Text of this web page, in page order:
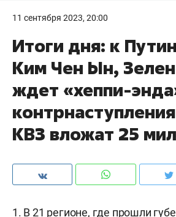
11 сентября 2023, 20:00
Итоги дня: к
Ким Чен Ын,
ждет «хеппи-
КВЗ вложат 25
1. В 21 регионе, где прошли